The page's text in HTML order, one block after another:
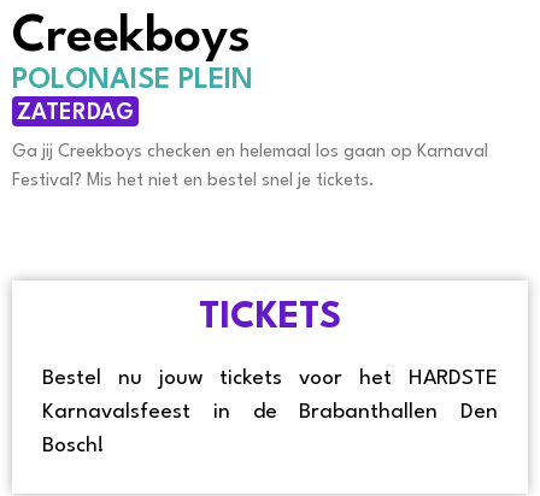
Creekboys
POLONAISE PLEIN
ZATERDAG
Ga jij Creekboys checken en helemaal los gaan op Karnaval
Festival? Mis het niet en bestel snel je tickets.
TICKETS
Bestel nu jouw tickets voor het HARDSTE
Karnavalsfeest in de Brabanthallen Den
Bosch!